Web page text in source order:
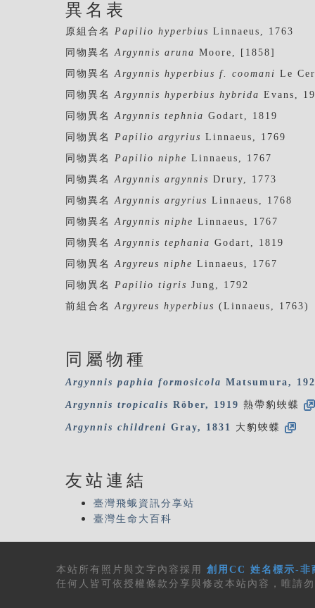
異名表
原組合名 Papilio hyperbius Linnaeus, 1763
同物異名Argynnis aruna Moore, [1858]
同物異名Argynnis hyperbius f. coomani Le
同物異名Argynnis hyperbius hybrida Evans,
同物異名Argynnis tephnia Godart, 1819
同物異名 Papilio argyrius Linnaeus, 1769
同物異名 Papilio niphe Linnaeus, 1767
同物異名Argynnis argynnis Drury, 1773
同物異名Argynnis argyrius Linnaeus, 1768
同物異名Argynnis niphe Linnaeus, 1767
同物異名Argynnis tephania Godart, 1819
同物異名Argyreus niphe Linnaeus, 1767
同物異名 Papilio tigris Jung, 1792
前組合名Argyreus hyperbius (Linnaeus, 1763)
同屬物種
Argynnis paphia formosicola Matsumura,
Argynnis tropicalis Röber, 1919 熱帶豹蛺蝶
Argynnis childreni Gray, 1831 大豹蛺蝶
友站連結
臺灣飛蛾資訊分享站
臺灣生命大百科
本站所有 照片與文字內容 採用 創用CC 姓名標示-
任何人皆可依授權條款分享與修改本站內容，唯請